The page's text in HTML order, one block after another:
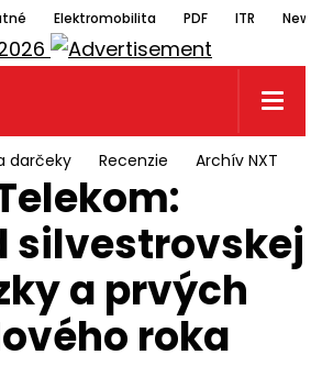
Elektromobilita PDF ITR
darčeky Recenzie Archív NXT
silvestrovskej
a prvých
roka